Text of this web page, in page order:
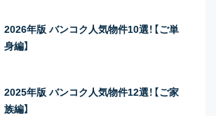
2026年版 バンコク人気物件10選！【ご単
身編】
2025年版 バンコク人気物件12選！【ご家
族編】